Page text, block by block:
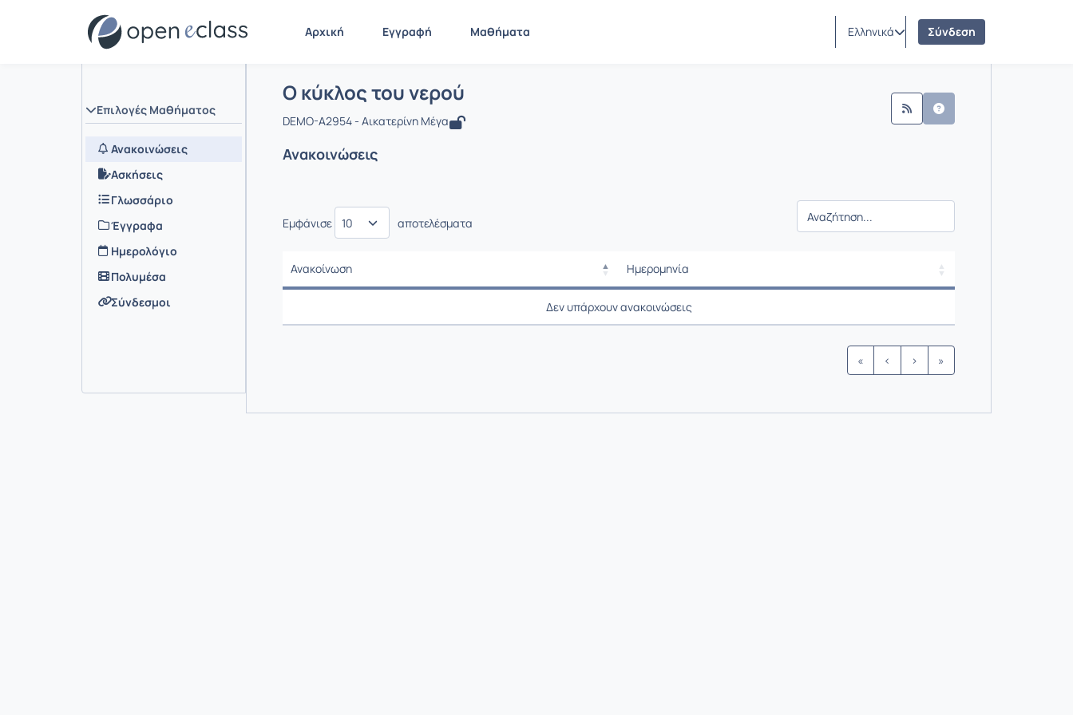
Αρχική Εγγραφή Μαθήματα Ελληνικά Σύνδεση
Επιλογές Μαθήματος
Ανακοινώσεις
Ασκήσεις
Γλωσσάριο
Έγγραφα
Ημερολόγιο
Πολυμέσα
Σύνδεσμοι
Μάθημα : Ο κύκλος του νερού
Ο κύκλος του νερού
DEMO-A2954 - Αικατερίνη Μέγα
Ανακοινώσεις
Εμφάνισε αποτελέσματα
Ανακοίνωση
Ημερομηνία
Ρυθμίσεις επιλογής / Αποτελέσματα
Ρυθμίσεις επιλογής / Αποτελέσματα
Δεν υπάρχουν ανακοινώσεις
« ‹ › »